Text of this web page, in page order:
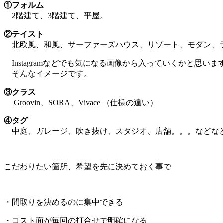
①フォルム
2階建て、3階建て、平屋。
②テイスト
北欧風、和風、サーファーズハウス、リゾート、モダン、
Instagramなどでも気になる画像から入っていくかと思いま
そんなイメージです。
③クラス
Groovin、SORA、Vivace （仕様の違い）
④タグ
中庭、ガレージ、吹き抜け、スタジオ、店舗。。。などな
こだわりたい箇所、 希望を先に決めておく事で
・間取りを決めるのに集中できる
・コスト面が毎回の打合せで明確になる